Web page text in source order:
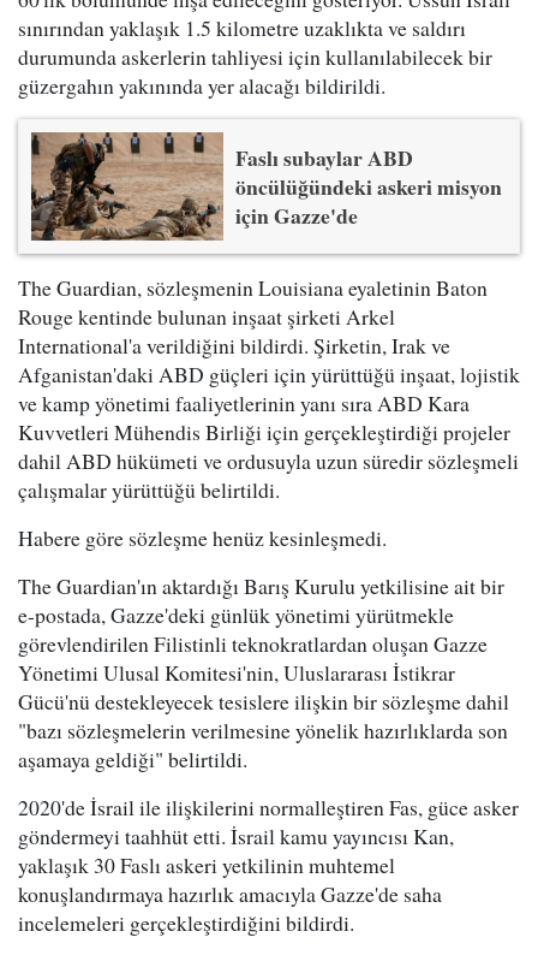
sınırından yaklaşık 1.5 kilometre uzaklıkta ve saldırı
durumunda askerlerin tahliyesi için kullanılabilecek bir
güzergahın yakınında yer alacağı bildirildi.
Faslı subaylar ABD
öncülüğündeki askeri misyon
için Gazze'de
The Guardian, sözleşmenin Louisiana eyaletinin Baton
Rouge kentinde bulunan inşaat şirketi Arkel
International'a verildiğini bildirdi. Şirketin, Irak ve
Afganistan'daki ABD güçleri için yürüttüğü inşaat, lojistik
ve kamp yönetimi faaliyetlerinin yanı sıra ABD Kara
Kuvvetleri Mühendis Birliği için gerçekleştirdiği projeler
dahil ABD hükümeti ve ordusuyla uzun süredir sözleşmeli
çalışmalar yürüttüğü belirtildi.
Habere göre sözleşme henüz kesinleşmedi.
The Guardian'ın aktardığı Barış Kurulu yetkilisine ait bir
e-postada, Gazze'deki günlük yönetimi yürütmekle
görevlendirilen Filistinli teknokratlardan oluşan Gazze
Yönetimi Ulusal Komitesi'nin, Uluslararası İstikrar
Gücü'nü destekleyecek tesislere ilişkin bir sözleşme dahil
"bazı sözleşmelerin verilmesine yönelik hazırlıklarda son
aşamaya geldiği" belirtildi.
2020'de İsrail ile ilişkilerini normalleştiren Fas, güce asker
göndermeyi taahhüt etti. İsrail kamu yayıncısı Kan,
yaklaşık 30 Faslı askeri yetkilinin muhtemel
konuşlandırmaya hazırlık amacıyla Gazze'de saha
incelemeleri gerçekleştirdiğini bildirdi.